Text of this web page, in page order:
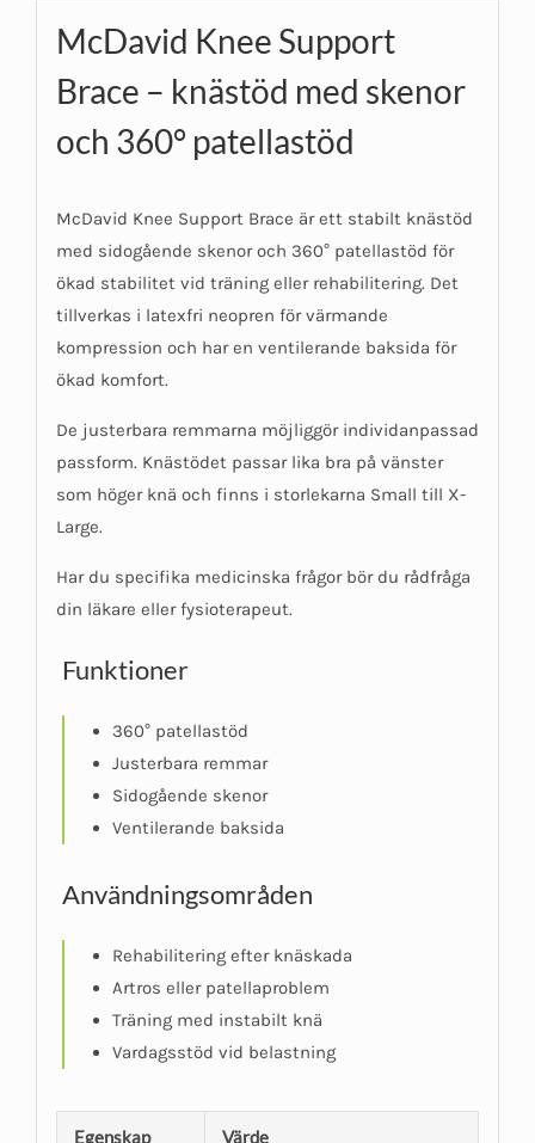
McDavid Knee Support
Brace – knästöd med skenor
och 360° patellastöd
McDavid Knee Support Brace är ett stabilt knästöd
med sidogående skenor och 360° patellastöd för
ökad stabilitet vid träning eller rehabilitering. Det
tillverkas i latexfri neopren för värmande
kompression och har en ventilerande baksida för
ökad komfort.
De justerbara remmarna möjliggör individanpassad
passform. Knästödet passar lika bra på vänster
som höger knä och finns i storlekarna Small till X-
Large.
Har du specifika medicinska frågor bör du rådfråga
din läkare eller fysioterapeut.
Funktioner
360° patellastöd
Justerbara remmar
Sidogående skenor
Ventilerande baksida
Användningsområden
Rehabilitering efter knäskada
Artros eller patellaproblem
Träning med instabilt knä
Vardagsstöd vid belastning
Egenskap Värde